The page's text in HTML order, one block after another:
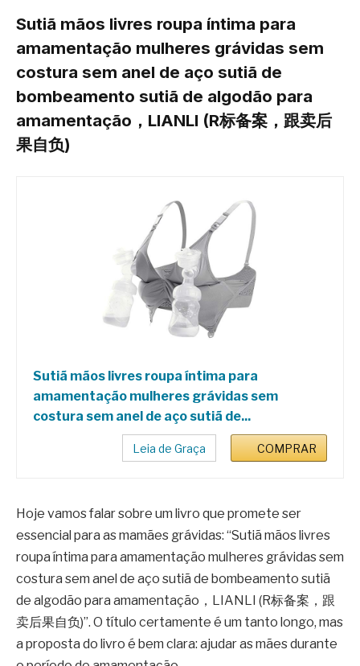
Sutiã mãos livres roupa íntima para
amamentação mulheres grávidas sem
costura sem anel de aço sutiã de
bombeamento sutiã de algodão para
amamentação，LIANLI (R标备案，跟卖后
果自负)
Sutiã mãos livres roupa íntima para
amamentação mulheres grávidas sem
costura sem anel de aço sutiã de...
Leia de Graça COMPRAR
Hoje vamos falar sobre um livro que promete ser
essencial para as mamães grávidas: “Sutiã mãos livres
roupa íntima para amamentação mulheres grávidas sem
costura sem anel de aço sutiã de bombeamento sutiã
de algodão para amamentação，LIANLI (R标备案，跟
卖后果自负)”. O título certamente é um tanto longo, mas
a proposta do livro é bem clara: ajudar as mães durante